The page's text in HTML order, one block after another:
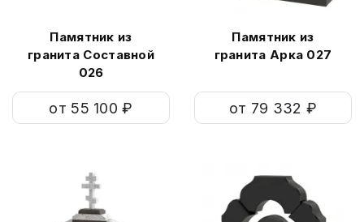
Памятник из
гранита Составной
026
от 55 100 ₽
Памятник из
гранита Арка 027
от 79 332 ₽